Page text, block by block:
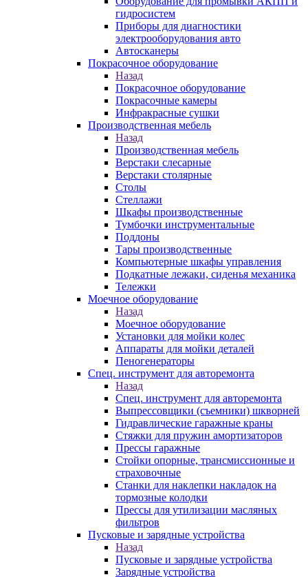
гидросистем
Приборы для диагностики
электрооборудования авто
Автосканеры
Покрасочное оборудование
Назад
Покрасочное оборудование
Покрасочные камеры
Инфракрасные сушки
Производственная мебель
Назад
Производственная мебель
Верстаки слесарные
Верстаки столярные
Столы
Стеллажи
Шкафы производственные
Тумбочки инструментальные
Поддоны
Тары производственные
Компьютерные шкафы управления
Подкатные лежаки, сиденья механика
Тележки
Моечное оборудование
Назад
Моечное оборудование
Установки для мойки колес
Аппараты для мойки деталей
Пеногенераторы
Спец. инструмент для авторемонта
Назад
Спец. инструмент для авторемонта
Выпрессовщики (съемники) шкворней
Гидравлические гаражные краны
Стяжки для пружин амортизаторов
Прессы гаражные
Стойки опорные, трансмиссионные и
страховочные
Станки для наклепки накладок на
тормозные колодки
Прессы для утилизации масляных
фильтров
Пусковые и зарядные устройства
Назад
Пусковые и зарядные устройства
Зарядные устройства